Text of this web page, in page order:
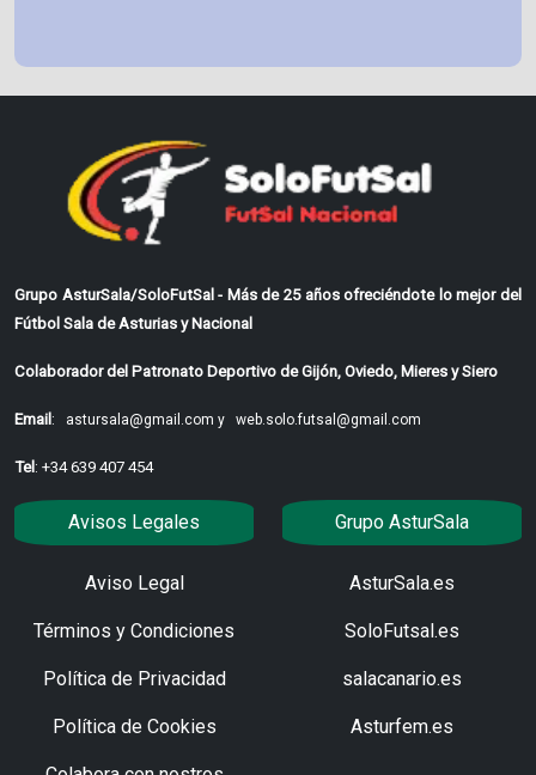
Grupo AsturSala/SoloFutSal - Más de 25 años ofreciéndote lo mejor del
Fútbol Sala de Asturias y Nacional
Colaborador del Patronato Deportivo de Gijón, Oviedo, Mieres y Siero
Email: astursala@gmail.com y web.solo.futsal@gmail.com
Tel: +34 639 407 454
Avisos Legales
Aviso Legal
Términos y Condiciones
Política de Privacidad
Política de Cookies
Grupo AsturSala
AsturSala.es
SoloFutsal.es
salacanario.es
Asturfem.es